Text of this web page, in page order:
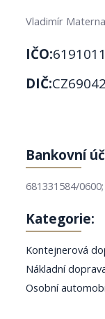
Vladimír
IČO:
DIČ:
Bankovní
681331584/
Kategorie:
Kontejnerová
Nákladní
Osobní